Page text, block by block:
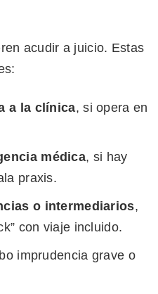
acudir a juicio. Estas
a la clínica, si opera en
médica, si hay
praxis.
o intermediarios,
con viaje incluido.
imprudencia grave o